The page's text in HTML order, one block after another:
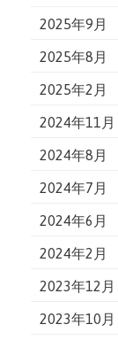
2025年9月
2025年8月
2025年2月
2024年11月
2024年8月
2024年7月
2024年6月
2024年2月
2023年12月
2023年10月